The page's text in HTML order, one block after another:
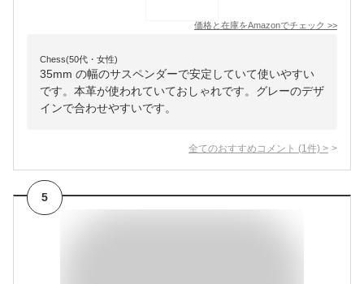
価格と在庫をAmazonでチェック >>
Chess(50代・女性)
35mm の幅のサスペンダーで安定していて使いやすい
です。本革が使われていておしゃれです。グレーのデザ
インで合わせやすいです。
全てのおすすめコメント (1 件) >
5